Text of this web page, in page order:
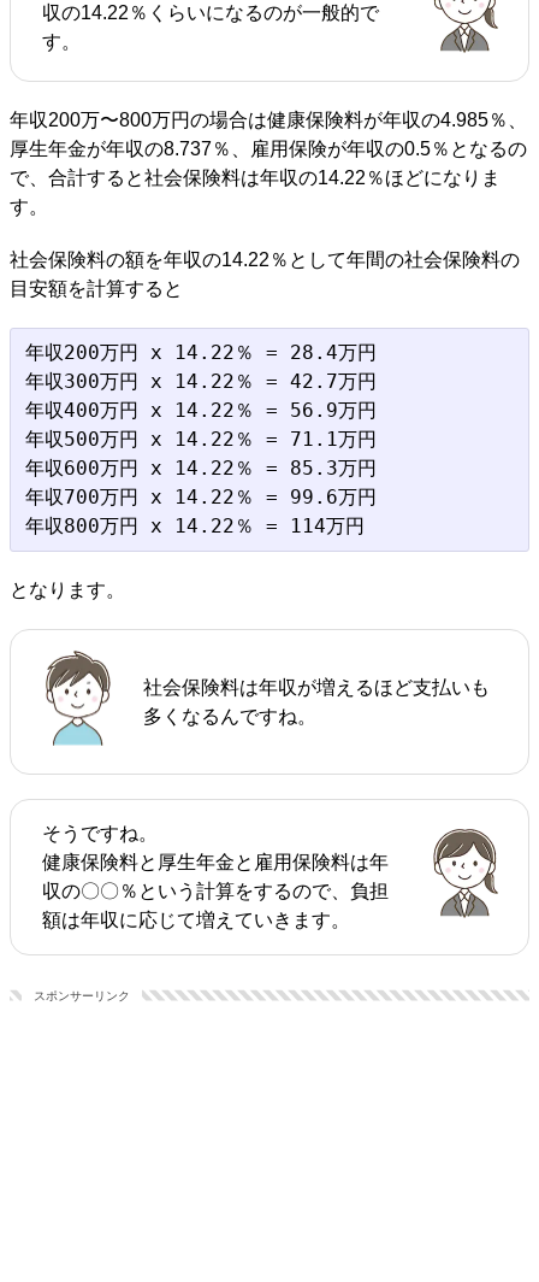
収の14.22％くらいになるのが一般的で
す。
年収200万〜800万円の場合は健康保険料が年収の4.985％、
厚生年金が年収の8.737％、雇用保険が年収の0.5％となるの
で、合計すると社会保険料は年収の14.22％ほどになりま
す。
社会保険料の額を年収の14.22％として年間の社会保険料の
目安額を計算すると
年収200万円 x 14.22％ = 28.4万円
年収300万円 x 14.22％ = 42.7万円
年収400万円 x 14.22％ = 56.9万円
年収500万円 x 14.22％ = 71.1万円
年収600万円 x 14.22％ = 85.3万円
年収700万円 x 14.22％ = 99.6万円
となります。
社会保険料は年収が増えるほど支払いも
多くなるんですね。
そうですね。
健康保険料と厚生年金と雇用保険料は年
収の〇〇％という計算をするので、負担
額は年収に応じて増えていきます。
スポンサーリンク